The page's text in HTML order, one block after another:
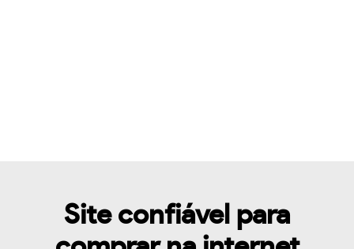
Site confiável para